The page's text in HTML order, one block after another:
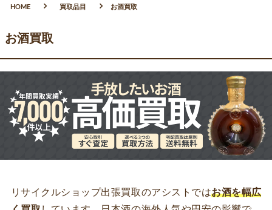
HOME 買取品目 お酒買取
お酒買取
リサイクルショップ出張買取のアシストではお酒を幅広